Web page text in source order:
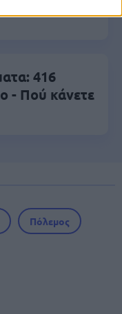
416
- Πού κάνετε
Πόλεμος